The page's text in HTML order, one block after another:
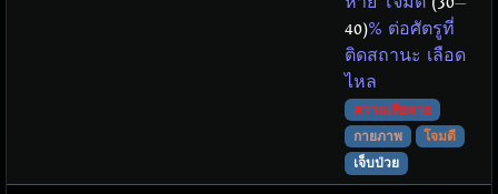
40)% ต่อศัตรูที่
ติดสถานะ เลือด
ไหล
ความเสียหาย
กายภาพ
โจมตี
เจ็บป่วย